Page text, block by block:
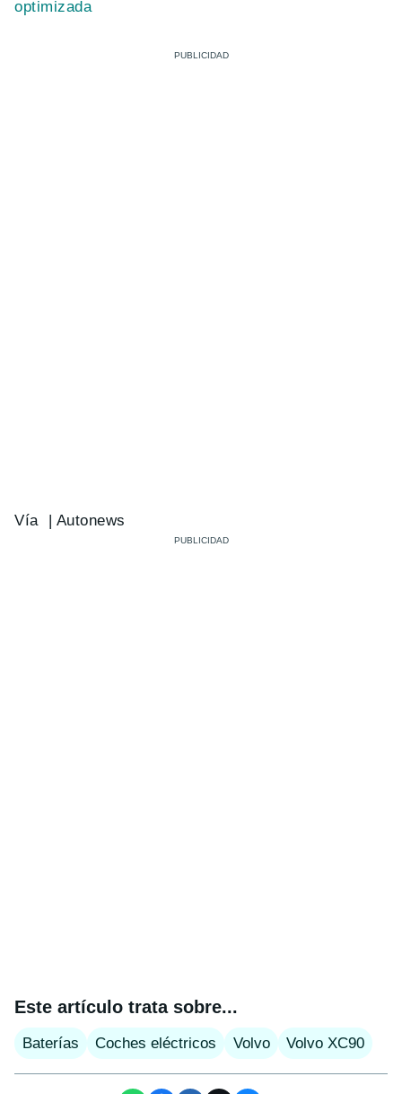
optimizada
Vía | Autonews
Este artículo trata sobre...
Baterías Coches eléctricos Volvo Volvo XC90